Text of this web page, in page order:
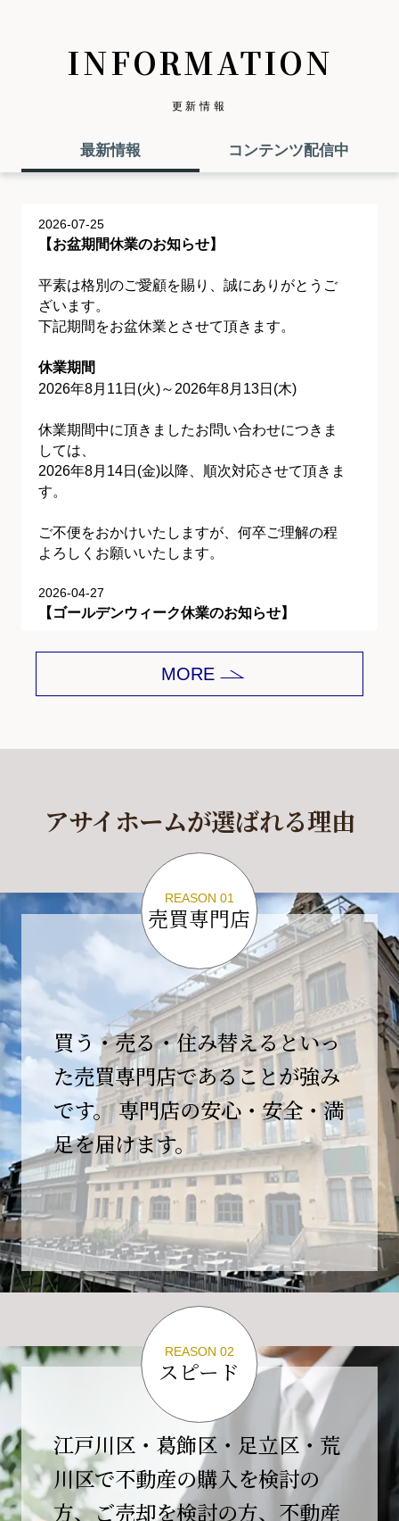
INFORMATION
更新情報
最新情報 コンテンツ配信中
2026-07-25
【お盆期間休業のお知らせ】
平素は格別のご愛顧を賜り、誠にありがとうご
ざいます。
下記期間をお盆休業とさせて頂きます。
休業期間
2026年8月11日(火)～2026年8月13日(木)
休業期間中に頂きましたお問い合わせにつきま
しては、
2026年8月14日(金)以降、順次対応させて頂きま
す。
ご不便をおかけいたしますが、何卒ご理解の程
よろしくお願いいたします。
2026-04-27
【ゴールデンウィーク休業のお知らせ】
平素は格別のご愛顧を賜り、誠にありがとうご
下記期間をゴールデンウィーク休業とさせて頂
休業期間中に頂きましたお問い合わせにつきま
2026年5月7日(木)以降、順次対応させて頂きま
ご不便をおかけいたしますが、何卒ご理解の程
よろしくお願いいたします。
2026-04-17
【臨時休業のお知らせ】
平素より格別のご愛顧を賜り、誠にありがとう
ございます。
誠に勝手ながら、弊社開業10周年イベント開催
の為、
４月２６日(日)は臨時休業とさせていただきま
す。
これもひとえに皆様のご支援の賜物と、心より感謝申し上
げます。
ご不便をおかけしますが、何卒よろしくお願い
いたします。
翌日より通常営業いたします。
【開業10周年のご挨拶】
平素より格別のご高配を賜り、誠にありがとう
ございます。
おかげさまで当社は、2026年2月1日をもちまし
て開業10周年を迎えることができました。
MORE
アサイホームが選ばれる理由
REASON 01
売買専門店
買う・売る・住み替えるといっ
た売買専門店であることが強み
です。 専門店の安心・安全・満
足を届けます。
REASON 02
スピード
江戸川区・葛飾区・足立区・荒
川区で不動産の購入を検討の
方、ご売却を検討の方、不動産